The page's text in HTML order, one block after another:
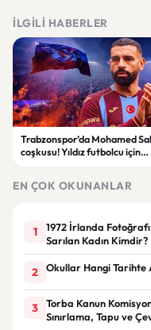
İLGILI HABERLER
Trabzonspor’da Mohamed
coşkusu! Yıldız futbolcu için
EN ÇOK OKUNANLAR
1
1972 İrlanda
Sarılan Kadın Kimdir?
2 Okullar Hangi Tarihte
3
Torba Kanun
Sınırlama, Tapu ve